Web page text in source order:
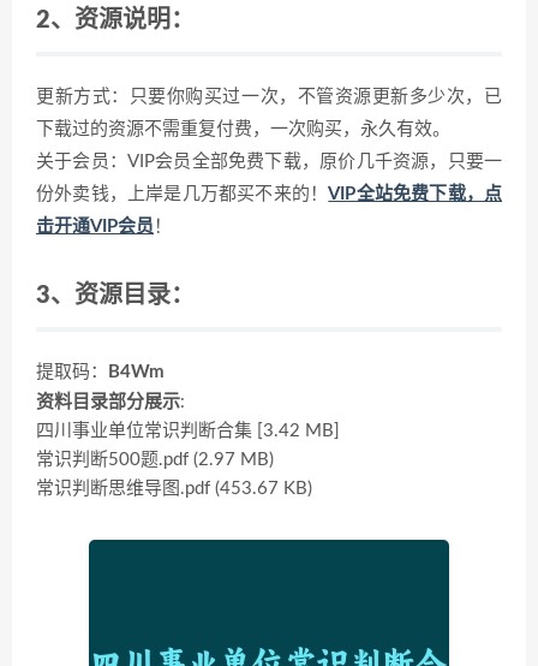
2、资源说明：
更新方式：只要你购买过一次，不管资源更新多少次，已
下载过的资源不需重复付费，一次购买，永久有效。
关于会员：VIP会员全部免费下载，原价几千资源，只要一
份外卖钱，上岸是几万都买不来的！VIP全站免费下载，点
击开通VIP会员 ！
3、资源目录：
提取码：
B4Wm
资料目录部分展示:
四川事业单位常识判断合集 [3.42 MB]
常识判断500题.pdf (2.97 MB)
常识判断思维导图.pdf (453.67 KB)